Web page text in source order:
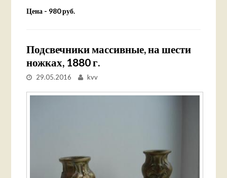
Цена - 980 руб.
Подсвечники массивные, на шести
ножках, 1880 г.
29.05.2016 kvv